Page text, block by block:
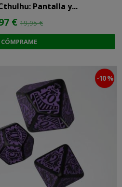
Pantalla y...
€ 19,95 €
CÓMPRAME
-10 %